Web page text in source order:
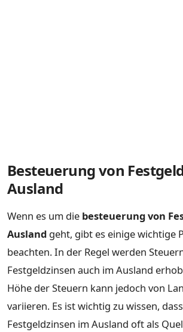
Besteuerung von
Ausland
Wenn es um die besteuerung von
Ausland geht, gibt es einige wichtige
beachten. In der Regel werden
Festgeldzinsen auch im Ausland
Höhe der Steuern kann jedoch von
variieren. Es ist wichtig zu wissen,
Festgeldzinsen im Ausland oft als